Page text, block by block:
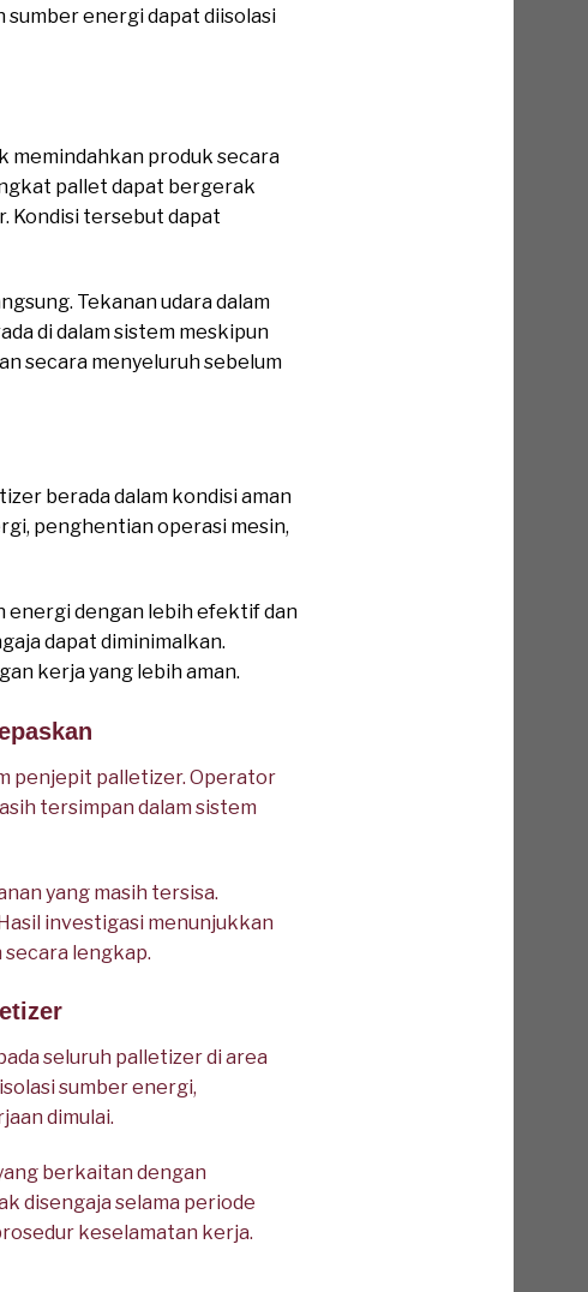
sumber energi dapat diisolasi
memindahkan produk secara
pallet dapat bergerak
Kondisi tersebut dapat
Tekanan udara dalam
di dalam sistem meskipun
secara menyeluruh sebelum
berada dalam kondisi aman
penghentian operasi mesin,
energi dengan lebih efektif dan
dapat diminimalkan.
kerja yang lebih aman.
penjepit palletizer. Operator
tersimpan dalam sistem
yang masih tersisa.
investigasi menunjukkan
lengkap.
seluruh palletizer di area
sumber energi,
dimulai.
berkaitan dengan
disengaja selama periode
keselamatan kerja.